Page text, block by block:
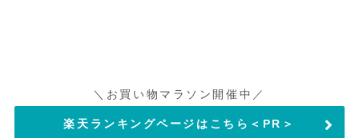
＼お買い物マラソン開催中／
楽天ランキングページはこちら＜PR＞